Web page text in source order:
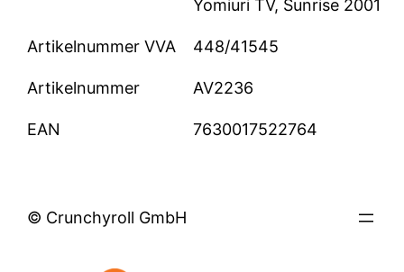
Yomiuri TV, Sunrise 2001
Artikelnummer VVA 448/41545
Artikelnummer AV2236
EAN 7630017522764
© Crunchyroll GmbH